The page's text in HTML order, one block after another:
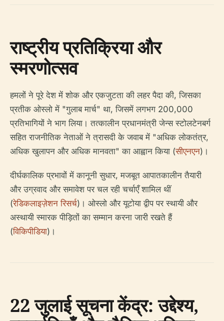
राष्ट्रीय प्रतिक्रिया और
स्मरणोत्सव
हमलों ने पूरे देश में शोक और एकजुटता की लहर पैदा की, जिसका
प्रतीक ओस्लो में "गुलाब मार्च" था, जिसमें लगभग 200,000
प्रतिभागियों ने भाग लिया। तत्कालीन प्रधानमंत्री जेन्स स्टोलटेनबर्ग
सहित राजनीतिक नेताओं ने त्रासदी के जवाब में "अधिक लोकतंत्र,
अधिक खुलापन और अधिक मानवता" का आह्वान किया (सीएनएन)।
दीर्घकालिक प्रभावों में कानूनी सुधार, मजबूत आपातकालीन तैयारी
और उग्रवाद और समावेश पर चल रही चर्चाएँ शामिल थीं
(रेडिकलाइज़ेशन रिसर्च)। ओस्लो और यूटोया द्वीप पर स्थायी और
अस्थायी स्मारक पीड़ितों का सम्मान करना जारी रखते हैं
(विकिपीडिया)।
22 जुलाई सूचना केंद्र: उद्देश्य,